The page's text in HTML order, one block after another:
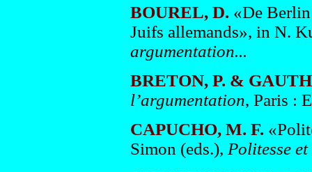
BOUREL, D. «De
Juifs allemands», in N.
argumentation...
BRETON, P. &
l’argumentation, Paris :
CAPUCHO, M. F.
Simon (eds.), Politesse